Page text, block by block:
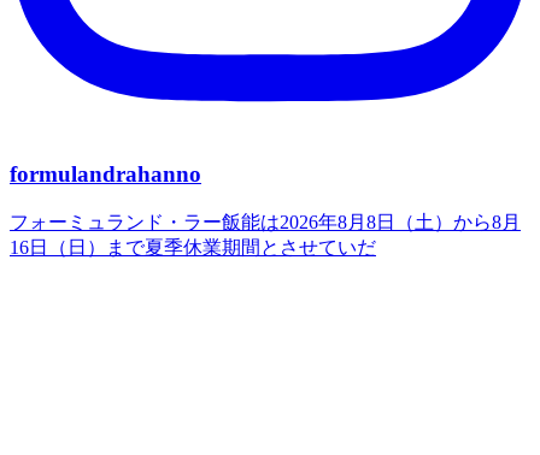
formulandrahanno
フォーミュランド・ラー飯能は2026年8月8日（土）から8月
16日（日）まで夏季休業期間とさせていだ